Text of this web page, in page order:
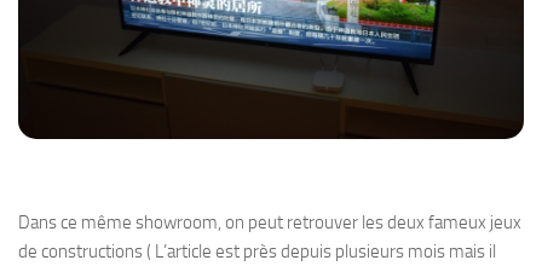
Dans ce même showroom, on peut retrouver les deux fameux jeux
de constructions ( L’article est près depuis plusieurs mois mais il